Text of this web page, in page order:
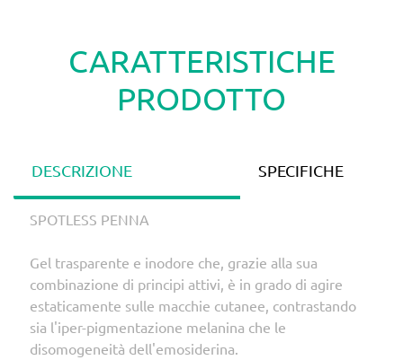
CARATTERISTICHE
PRODOTTO
DESCRIZIONE SPECIFICHE
SPOTLESS PENNA
Gel trasparente e inodore che, grazie alla sua
combinazione di principi attivi, è in grado di agire
estaticamente sulle macchie cutanee, contrastando
sia l'iper-pigmentazione melanina che le
disomogeneità dell'emosiderina.